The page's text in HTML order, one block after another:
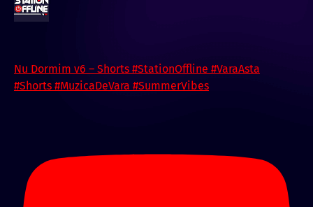
Nu Dormim v6 – Shorts #StationOffline #VaraAsta
#Shorts #MuzicaDeVara #SummerVibes